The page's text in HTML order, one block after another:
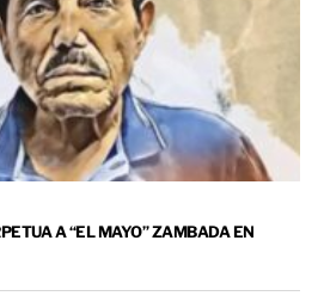
A “EL MAYO” ZAMBADA EN